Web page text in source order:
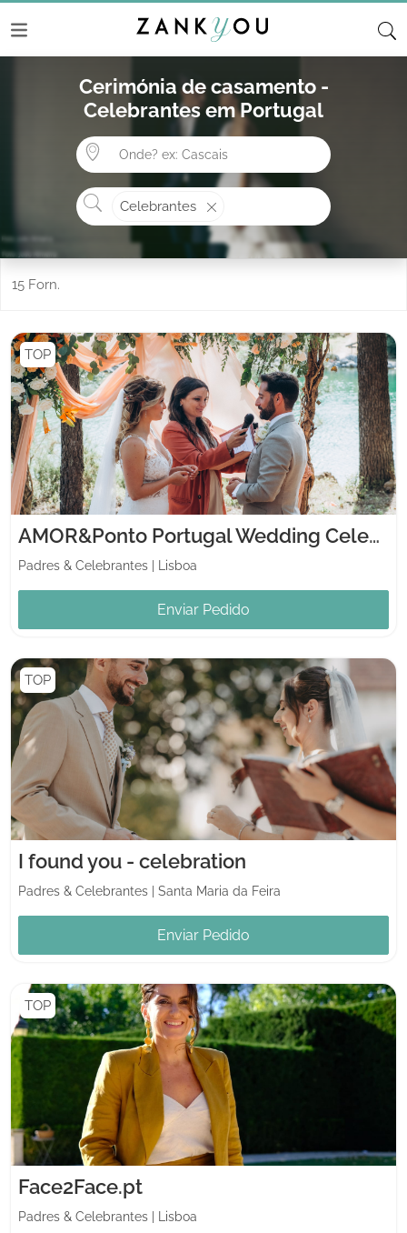
Cerimónia de casamento -
Celebrantes em Portugal
Onde? ex: Cascais
Celebrantes
15 Forn.
TOP
AMOR&Ponto Portugal Wedding Celebrants
Padres & Celebrantes Lisboa
Enviar Pedido
TOP
I found you - celebration
Padres & Celebrantes Santa Maria da Feira
Enviar Pedido
TOP
Face2Face.pt
Padres & Celebrantes Lisboa